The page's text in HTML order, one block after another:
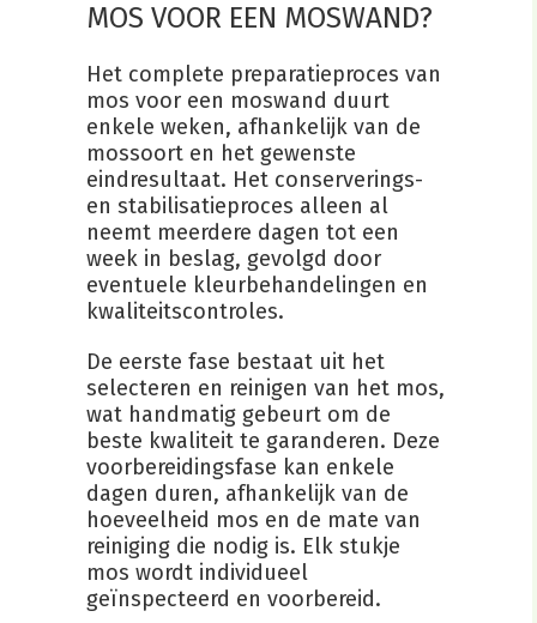
MOS VOOR EEN MOSWAND?
Het complete preparatieproces van
mos voor een moswand duurt
enkele weken, afhankelijk van de
mossoort en het gewenste
eindresultaat. Het conserverings-
en stabilisatieproces alleen al
neemt meerdere dagen tot een
week in beslag, gevolgd door
eventuele kleurbehandelingen en
kwaliteitscontroles.
De eerste fase bestaat uit het
selecteren en reinigen van het mos,
wat handmatig gebeurt om de
beste kwaliteit te garanderen. Deze
voorbereidingsfase kan enkele
dagen duren, afhankelijk van de
hoeveelheid mos en de mate van
reiniging die nodig is. Elk stukje
mos wordt individueel
geïnspecteerd en voorbereid.